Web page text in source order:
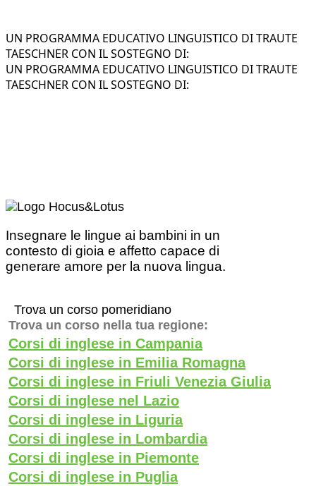
UN PROGRAMMA EDUCATIVO LINGUISTICO DI TRAUTE
TAESCHNER CON IL SOSTEGNO DI:
UN PROGRAMMA EDUCATIVO LINGUISTICO DI TRAUTE
TAESCHNER CON IL SOSTEGNO DI:
Insegnare le lingue ai bambini in un
contesto di gioia e affetto capace di
generare amore per la nuova lingua.
Trova un corso pomeridiano
Trova un corso nella tua regione:
Corsi di inglese in Campania
Corsi di inglese in Emilia Romagna
Corsi di inglese in Friuli Venezia Giulia
Corsi di inglese nel Lazio
Corsi di inglese in Liguria
Corsi di inglese in Lombardia
Corsi di inglese in Piemonte
Corsi di inglese in Puglia